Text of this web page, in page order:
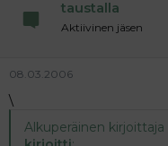
taustalla
Aktiivinen jäsen
08.03.2006
\
Alkuperäinen kirjoittaja